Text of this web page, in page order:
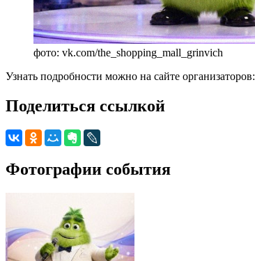
фото: vk.com/the_shopping_mall_grinvich
Узнать подробности можно на сайте организаторов:
Поделиться ссылкой
Фотографии события